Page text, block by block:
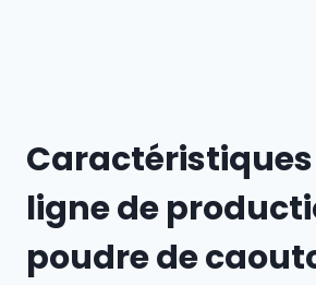
Caractéristiques
ligne de
poudre de